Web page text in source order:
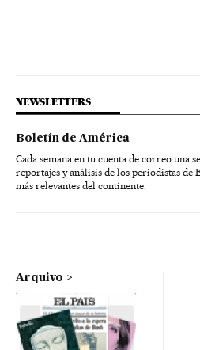
NEWSLETTERS
Boletín de América
Cada semana en tu cuenta de correo una
reportajes y análisis de los periodistas de
más relevantes del continente.
Arquivo